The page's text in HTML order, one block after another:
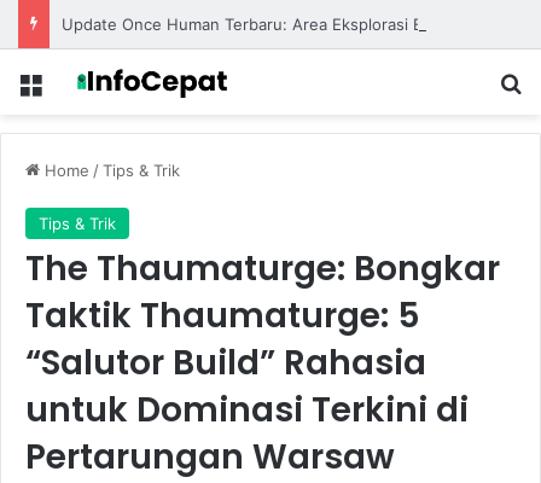
Menu
Home /Tips & Trik
Tips & Trik
The Thaumaturge: Bongkar
Taktik Thaumaturge: 5
“Salutor Build” Rahasia
untuk Dominasi Terkini di
Pertarungan Warsaw